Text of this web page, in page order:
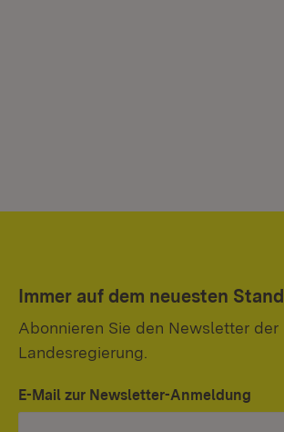
Immer auf dem neuesten Stand
Abonnieren Sie den Newsletter der
Landesregierung.
E-Mail zur Newsletter-Anmeldung